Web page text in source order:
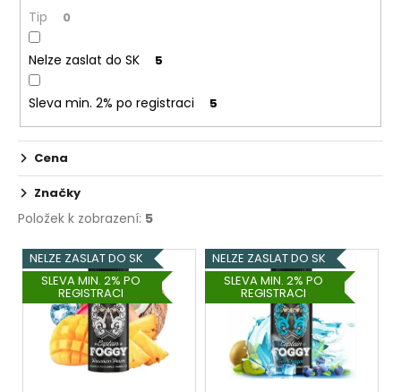
ůTip 0
Nelze zaslat do SK 5
Sleva min. 2% po registraci 5
Cena
Značky
Položek k zobrazení: 5
V
ý
p
NELZE ZASLAT DO SK
SLEVA MIN. 2% PO
REGISTRACI
NELZE ZASLAT DO SK
SLEVA MIN. 2% PO
REGISTRACI
m
ELF
BAR
ELFLIQ
-
SALT
E-
LIQUID
STRAWBERRY
KIWI
-
10MG